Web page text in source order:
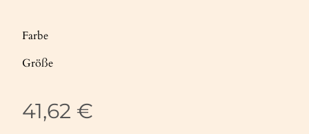
Farbe
Größe
41,62 €